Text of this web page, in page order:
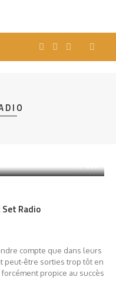
Radio
compte que dans leurs
peut-être sorties trop tôt en
propice au succès